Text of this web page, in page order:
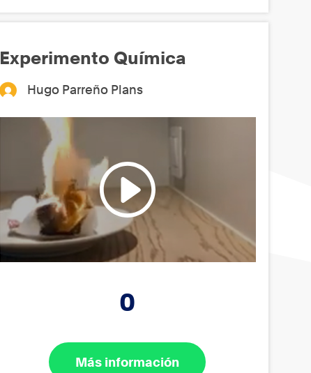
Experimento Química
Hugo Parreño Plans
0
Más información